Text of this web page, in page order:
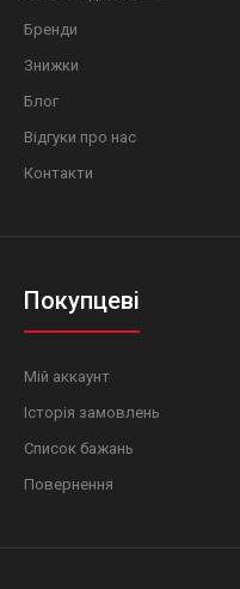
Бренди
Знижки
Блог
Відгуки про нас
Контакти
Покупцеві
Мій аккаунт
Історія замовлень
Список бажань
Повернення